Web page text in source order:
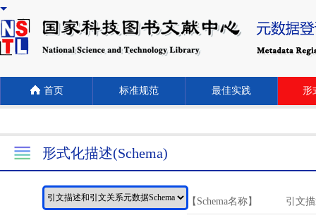
首页 标准规范 最佳实践 形
形式化描述(Schema)
【Schema名称】 引文